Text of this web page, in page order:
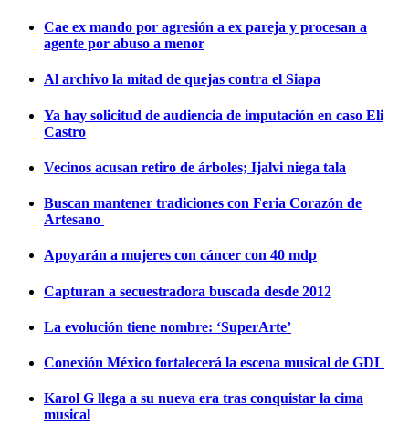
Cae ex mando por agresión a ex pareja y procesan a
agente por abuso a menor
Al archivo la mitad de quejas contra el Siapa
Ya hay solicitud de audiencia de imputación en caso Eli
Castro
Vecinos acusan retiro de árboles; Ijalvi niega tala
Buscan mantener tradiciones con Feria Corazón de
Artesano
Apoyarán a mujeres con cáncer con 40 mdp
Capturan a secuestradora buscada desde 2012
La evolución tiene nombre: ‘SuperArte’
Conexión México fortalecerá la escena musical de GDL
Karol G llega a su nueva era tras conquistar la cima
musical